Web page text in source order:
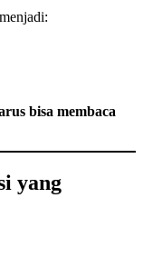
bisa membaca
yang